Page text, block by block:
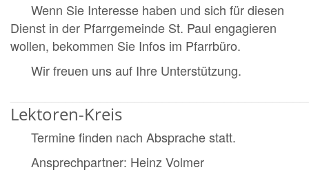
Wenn Sie Interesse haben und sich für diesen
Dienst in der Pfarrgemeinde St. Paul engagieren
wollen, bekommen Sie Infos im Pfarrbüro.
Wir freuen uns auf Ihre Unterstützung.
Lektoren-Kreis
Termine finden nach Absprache statt.
Ansprechpartner: Heinz Volmer